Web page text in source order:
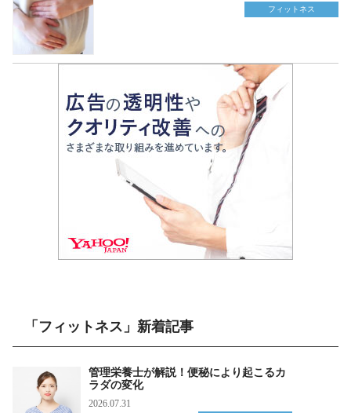
フィットネス
「フィットネス」新着記事
管理栄養士が解説！便秘により起こるカ
ラダの変化
2026.07.31